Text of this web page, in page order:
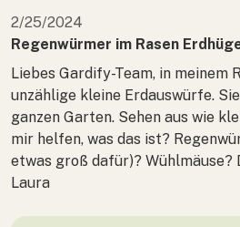
2/25/2024
Regenwürmer im Rasen
Liebes Gardify-Team, in meinem
unzählige kleine Erdauswürfe.
ganzen Garten. Sehen aus wie
mir helfen, was das ist?
etwas groß dafür)? Wühlmäuse?
Laura